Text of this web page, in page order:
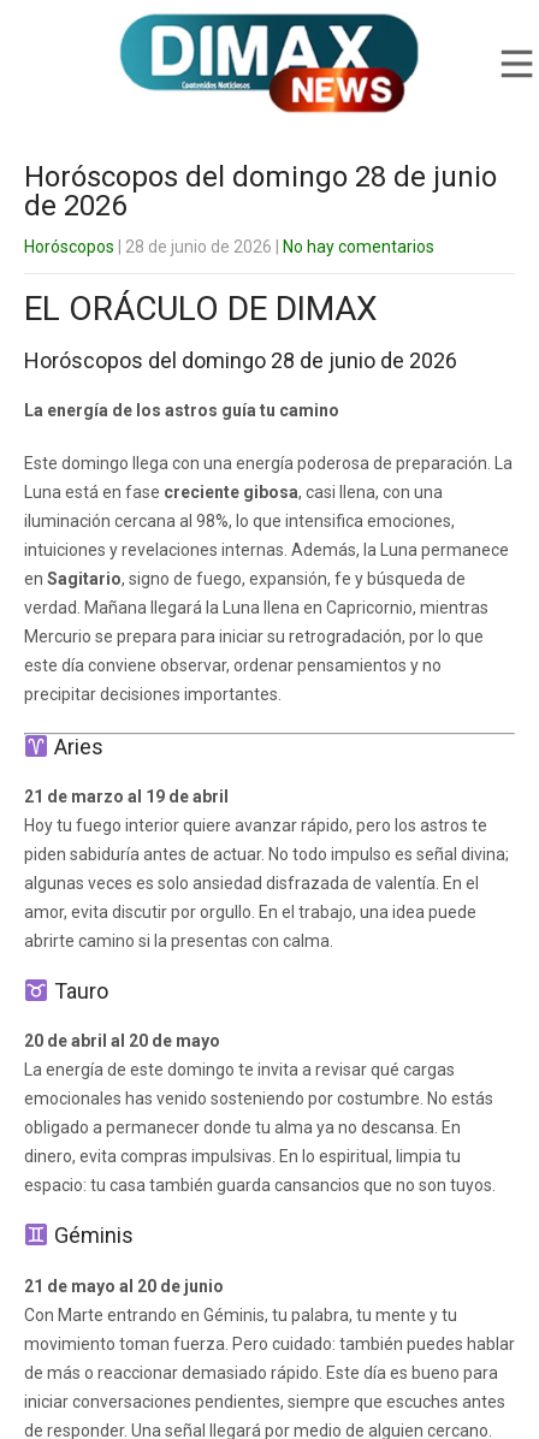
Horóscopos del domingo 28 de junio
de 2026
Horóscopos | 28 de junio de 2026 No hay comentarios
EL ORÁCULO DE DIMAX
Horóscopos del domingo 28 de junio de 2026
La energía de los astros guía tu camino
Este domingo llega con una energía poderosa de preparación. La
Luna está en fase creciente gibosa, casi llena, con una
iluminación cercana al 98%, lo que intensifica emociones,
intuiciones y revelaciones internas. Además, la Luna permanece
en Sagitario, signo de fuego, expansión, fe y búsqueda de
verdad. Mañana llegará la Luna llena en Capricornio, mientras
Mercurio se prepara para iniciar su retrogradación, por lo que
este día conviene observar, ordenar pensamientos y no
precipitar decisiones importantes.
Aries
21 de marzo al 19 de abril
Hoy tu fuego interior quiere avanzar rápido, pero los astros te
piden sabiduría antes de actuar. No todo impulso es señal divina;
algunas veces es solo ansiedad disfrazada de valentía. En el
amor, evita discutir por orgullo. En el trabajo, una idea puede
abrirte camino si la presentas con calma.
Tauro
20 de abril al 20 de mayo
La energía de este domingo te invita a revisar qué cargas
emocionales has venido sosteniendo por costumbre. No estás
obligado a permanecer donde tu alma ya no descansa. En
dinero, evita compras impulsivas. En lo espiritual, limpia tu
espacio: tu casa también guarda cansancios que no son tuyos.
Géminis
21 de mayo al 20 de junio
Con Marte entrando en Géminis, tu palabra, tu mente y tu
movimiento toman fuerza. Pero cuidado: también puedes hablar
de más o reaccionar demasiado rápido. Este día es bueno para
iniciar conversaciones pendientes, siempre que escuches antes
de responder. Una señal llegará por medio de alguien cercano.